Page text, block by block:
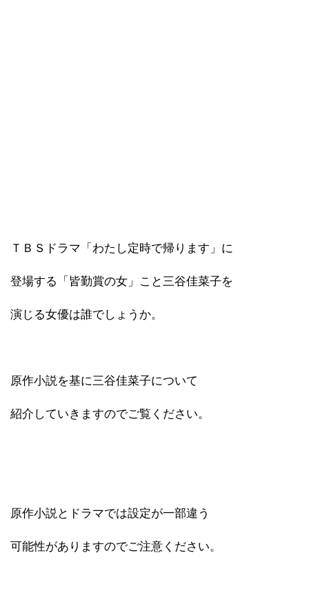
ＴＢＳドラマ「わたし定時で帰ります」に
登場する「皆勤賞の女」こと三谷佳菜子を
演じる女優は誰でしょうか。
原作小説を基に三谷佳菜子について
紹介していきますのでご覧ください。
原作小説とドラマでは設定が一部違う
可能性がありますのでご注意ください。